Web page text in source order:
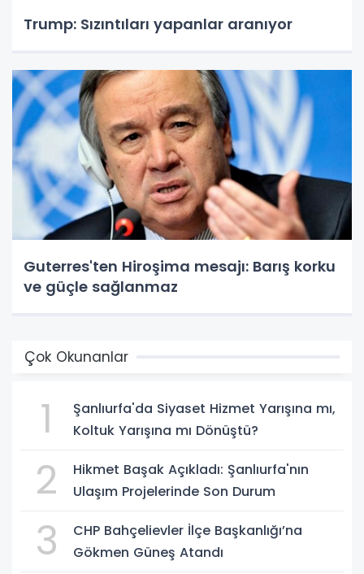
Trump: Sızıntıları yapanlar aranıyor
Guterres'ten Hiroşima mesajı: Barış korku
ve güçle sağlanmaz
Çok Okunanlar
1
Şanlıurfa'da Siyaset Hizmet Yarışına mı,
Koltuk Yarışına mı Dönüştü?
2
Hikmet Başak Açıkladı: Şanlıurfa'nın
Ulaşım Projelerinde Son Durum
3
CHP Bahçelievler İlçe Başkanlığı’na
Gökmen Güneş Atandı